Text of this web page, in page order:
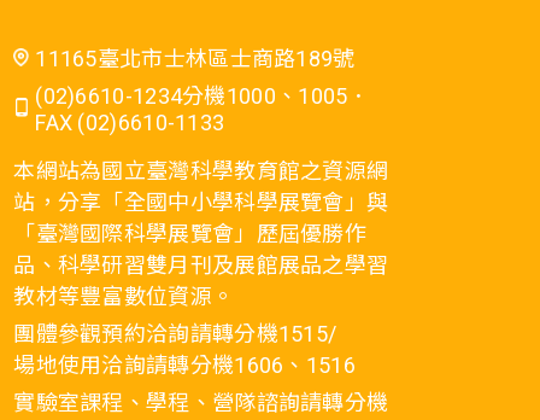
11165臺北市士林區士商路189號
(02)6610-1234分機1000、1005．
FAX (02)6610-1133
本網站為國立臺灣科學教育館之資源網
站，分享「全國中小學科學展覽會」與
「臺灣國際科學展覽會」歷屆優勝作
品、科學研習雙月刊及展館展品之學習
教材等豐富數位資源。
團體參觀預約洽詢請轉分機1515/
場地使用洽詢請轉分機1606、1516
實驗室課程、學程、營隊諮詢請轉分機